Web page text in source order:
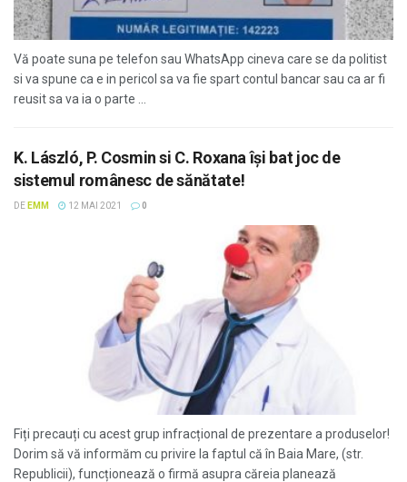
Vă poate suna pe telefon sau WhatsApp cineva care se da politist
si va spune ca e in pericol sa va fie spart contul bancar sau ca ar fi
reusit sa va ia o parte ...
K. László, P. Cosmin si C. Roxana își bat joc de
sistemul românesc de sănătate!
DE EMM 12 MAI 2021 0
Fiți precauți cu acest grup infracțional de prezentare a produselor!
Dorim să vă informăm cu privire la faptul că în Baia Mare, (str.
Republicii), funcționează o firmă asupra căreia planează